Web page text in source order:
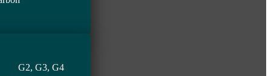
G2, G3, G4